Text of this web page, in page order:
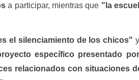
a participar, mientras que "la
el silenciamiento de los chicos"
específico presentado
relacionados con situaciones